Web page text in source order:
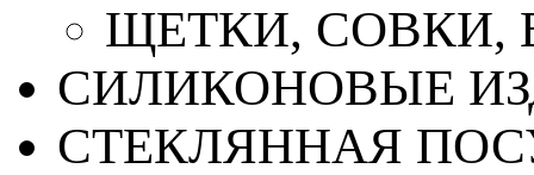
ЩЕТКИ, СОВКИ,
СИЛИКОНОВЫЕ
СТЕКЛЯННАЯ